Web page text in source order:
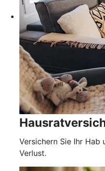
Versichern Sie Ihr Hab
Verlust.